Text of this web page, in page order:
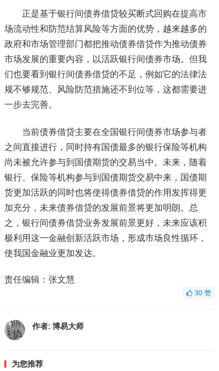
正是基于银行间债券借贷较买断式回购在提高市
场流动性和防范结算风险等方面的优势，越来越多的
政府和市场管理部门都把推动债券借贷作为推动债券
市场发展的重要内容，以活跃银行间债券市场。但我
们也要看到银行间债券借贷的不足，例如它的法律法
规不够规范、风险防范措施还不到位等，这都需要进
一步去完善。
当前债券借贷主要在全国银行间债券市场参与者
之间直接进行，同时持有国债最多的银行保险等机构
尚未被允许参与到国债期货的交易当中。未来，随着
银行、保险等机构参与到国债期货交易中来，国债期
货更加活跃的同时也将使得债券借贷的作用发挥得更
加充分，未来债券借贷的发展前景将更加明朗。总
之，银行间债券借贷业务发展前景更好，未来应该积
极利用这一金融创新活跃市场，形成市场良性循环，
使我国金融业更加发达。
责任编辑：张文慧
30赞
作者: 博易大师
为您推荐